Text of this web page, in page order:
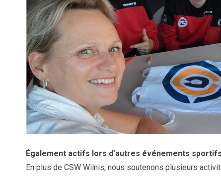
Également actifs lors d’autres événements sportifs
En plus de CSW Wilnis, nous soutenons plusieurs